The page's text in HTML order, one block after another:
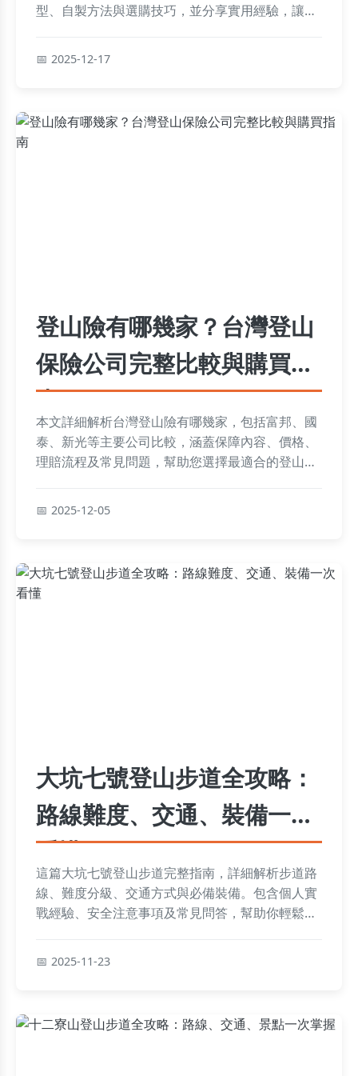
型、自製方法與選購技巧，並分享實用經驗，讓你
2025-12-17
登山險有哪幾家？台灣登山
保險公司完整比較與購買指
南
本文詳細解析台灣登山險有哪幾家，包括富邦、國
泰、新光等主要公司比較，涵蓋保障內容、價格、
理賠流程及常見問題，幫助您選擇最適合的登山保
2025-12-05
大坑七號登山步道全攻略：
路線難度、交通、裝備一次
看懂
這篇大坑七號登山步道完整指南，詳細解析步道路
線、難度分級、交通方式與必備裝備。包含個人實
戰經驗、安全注意事項及常見問答，幫助你輕鬆規
2025-11-23